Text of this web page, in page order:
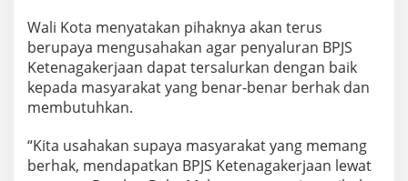
Wali Kota menyatakan pihaknya akan terus
berupaya mengusahakan agar penyaluran BPJS
Ketenagakerjaan dapat tersalurkan dengan baik
kepada masyarakat yang benar-benar berhak dan
membutuhkan.
“Kita usahakan supaya masyarakat yang memang
berhak, mendapatkan BPJS Ketenagakerjaan lewat